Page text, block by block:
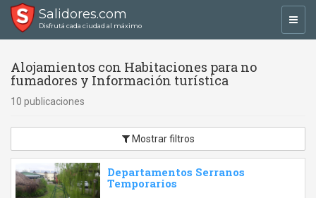
Salidores.com
Disfrutá cada ciudad al máximo
Alojamientos con Habitaciones para no
fumadores y Información turística
10 publicaciones
Mostrar filtros
Departamentos Serranos
Temporarios